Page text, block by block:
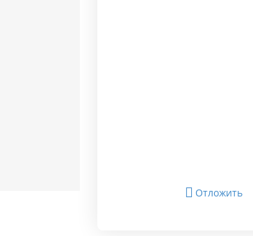
Отложить